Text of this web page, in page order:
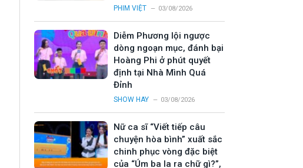
PHIM VIỆT 03/08/2026
Diễm Phương lội ngược
dòng ngoạn mục, đánh bại
Hoàng Phi ở phút quyết
định tại Nhà Mình Quá
Đỉnh
SHOW HAY 03/08/2026
Nữ ca sĩ “Viết tiếp câu
chuyện hòa bình” xuất sắc
chinh phục vòng đặc biệt
của “Úm ba la ra chữ gì?”,